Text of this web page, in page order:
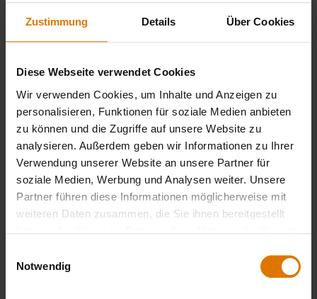
Zustimmung Details Über Cookies
Diese Webseite verwendet Cookies
Wir verwenden Cookies, um Inhalte und Anzeigen zu
personalisieren, Funktionen für soziale Medien anbieten
zu können und die Zugriffe auf unsere Website zu
analysieren. Außerdem geben wir Informationen zu Ihrer
Verwendung unserer Website an unsere Partner für
soziale Medien, Werbung und Analysen weiter. Unsere
Partner führen diese Informationen möglicherweise mit
weiteren Daten zusammen, die Sie ihnen bereitgestellt
Notwendig
ZUM WÜRZEN:
Salz
Pfeffer
Muskat
Bratenkorb